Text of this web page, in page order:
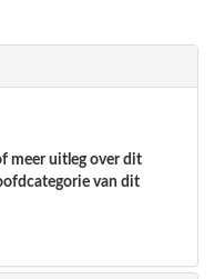
meer uitleg over dit
van dit